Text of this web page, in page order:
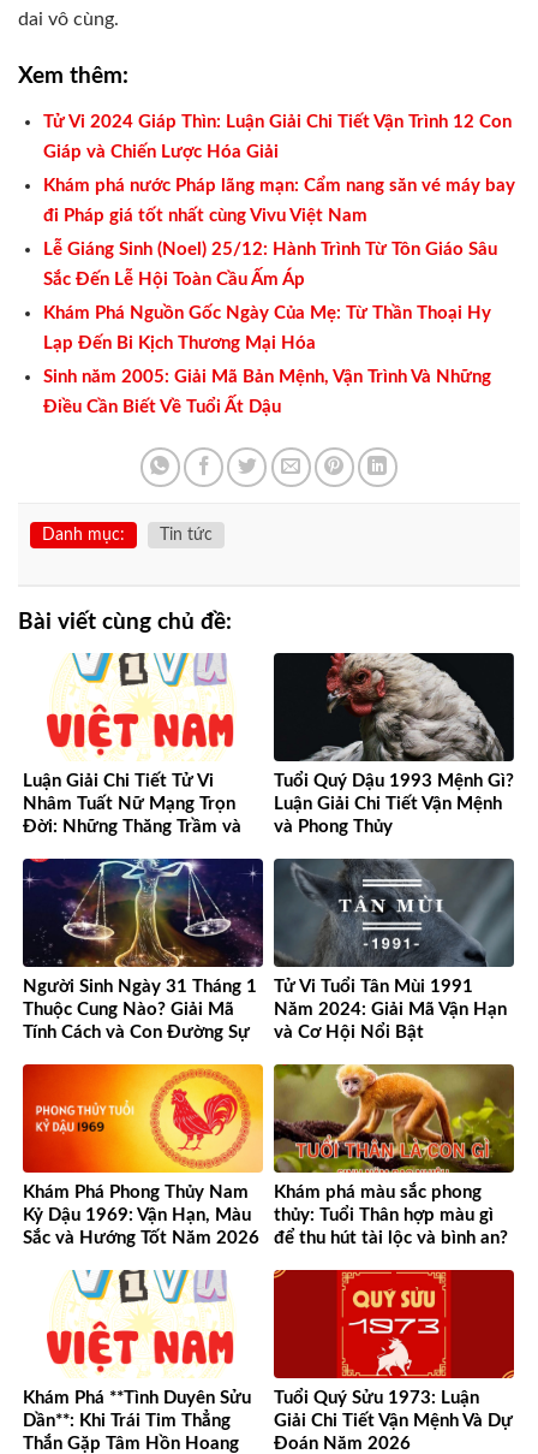
dai vô cùng.
Xem thêm:
Tử Vi 2024 Giáp Thìn: Luận Giải Chi Tiết Vận Trình 12 Con
Giáp và Chiến Lược Hóa Giải
Khám phá nước Pháp lãng mạn: Cẩm nang săn vé máy bay
đi Pháp giá tốt nhất cùng Vivu Việt Nam
Lễ Giáng Sinh (Noel) 25/12: Hành Trình Từ Tôn Giáo Sâu
Sắc Đến Lễ Hội Toàn Cầu Ấm Áp
Khám Phá Nguồn Gốc Ngày Của Mẹ: Từ Thần Thoại Hy
Lạp Đến Bi Kịch Thương Mại Hóa
Sinh năm 2005: Giải Mã Bản Mệnh, Vận Trình Và Những
Điều Cần Biết Về Tuổi Ất Dậu
Danh mục: Tin tức
Bài viết cùng chủ đề:
Luận Giải Chi Tiết Tử Vi
Nhâm Tuất Nữ Mạng Trọn
Đời: Những Thăng Trầm và
Tuổi Quý Dậu 1993 Mệnh Gì?
Luận Giải Chi Tiết Vận Mệnh
và Phong Thủy
Người Sinh Ngày 31 Tháng 1
Thuộc Cung Nào? Giải Mã
Tính Cách và Con Đường Sự
Tử Vi Tuổi Tân Mùi 1991
Năm 2024: Giải Mã Vận Hạn
và Cơ Hội Nổi Bật
Khám Phá Phong Thủy Nam
Kỷ Dậu 1969: Vận Hạn, Màu
Sắc và Hướng Tốt Năm 2026
Khám phá màu sắc phong
thủy: Tuổi Thân hợp màu gì
để thu hút tài lộc và bình an?
Khám Phá **Tình Duyên Sửu
Dần**: Khi Trái Tim Thẳng
Thắn Gặp Tâm Hồn Hoang
Tuổi Quý Sửu 1973: Luận
Giải Chi Tiết Vận Mệnh Và Dự
Đoán Năm 2026